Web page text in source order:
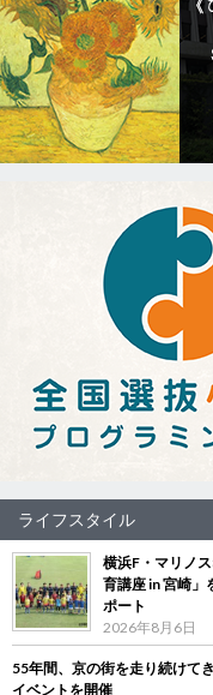
ライフスタイル
横浜F・マリノ
育講座 in 宮崎
ポート
2026年8月6日
55年間、京の街を走り続け
イベントを開催